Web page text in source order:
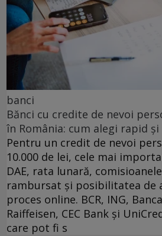
banci
Bănci cu credite de nevoi
în România: cum alegi rapid
Pentru un credit de nevoi
10.000 de lei, cele mai
DAE, rata lunară,
rambursat și posibilitatea de
proces online. BCR, ING,
Raiffeisen, CEC Bank și
care pot fi s